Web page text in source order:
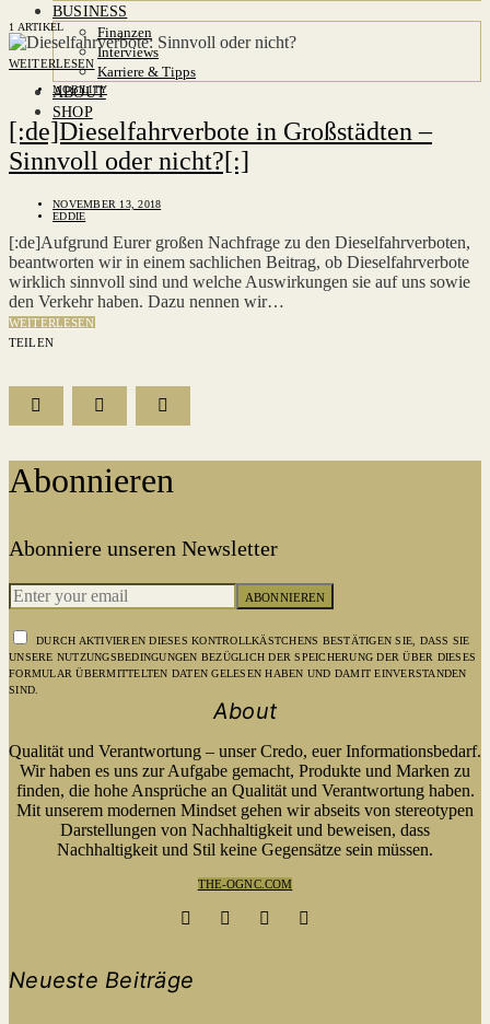
BUSINESS
Finanzen
Interviews
Karriere & Tipps
ABOUT
SHOP
1 ARTIKEL
WEITERLESEN
MOBILITY
[:de]Dieselfahrverbote in Großstädten –
Sinnvoll oder nicht?[:]
NOVEMBER 13, 2018
EDDIE
[:de]Aufgrund Eurer großen Nachfrage zu den Dieselfahrverboten,
beantworten wir in einem sachlichen Beitrag, ob Dieselfahrverbote
wirklich sinnvoll sind und welche Auswirkungen sie auf uns sowie
den Verkehr haben. Dazu nennen wir…
WEITERLESEN
TEILEN
Abonnieren
Abonniere unseren Newsletter
ABONNIEREN
DURCH AKTIVIEREN DIESES KONTROLLKÄSTCHENS BESTÄTIGEN SIE, DASS SIE
UNSERE NUTZUNGSBEDINGUNGEN BEZÜGLICH DER SPEICHERUNG DER ÜBER DIESES
FORMULAR ÜBERMITTELTEN DATEN GELESEN HABEN UND DAMIT EINVERSTANDEN
SIND.
About
Qualität und Verantwortung – unser Credo, euer Informationsbedarf.
Wir haben es uns zur Aufgabe gemacht, Produkte und Marken zu
finden, die hohe Ansprüche an Qualität und Verantwortung haben.
Mit unserem modernen Mindset gehen wir abseits von stereotypen
Darstellungen von Nachhaltigkeit und beweisen, dass
Nachhaltigkeit und Stil keine Gegensätze sein müssen.
THE-OGNC.COM
Neueste Beiträge